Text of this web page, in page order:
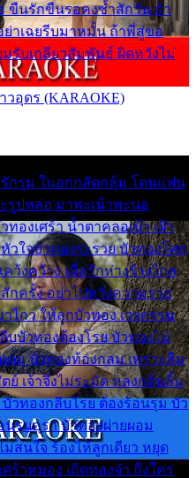
ขืนรักขืนรอคงช้ำสักวัน ถ้า
ย่าเฉยรีบมาหมั้น ถ้าพี่สู่ขอ
รับเกลียวสัมพันธ์ ผิดหวังไม่
อุดร (KARAOKE)
รักรุม ในอกกลัดกลุ้ม โดนแฟน
รูปหล่อ มาพะเน้าพะนอ
ทองเศร้า น้ำตาคลอเบ้า เฝ้า
ใจบัวทองระรวย บัวทองโศก
คว้งคว้าง เมื่อรักห่างร้างไกล
กครั้ง อย่าไปหวังความรวย
ไกว ให้ลูกบัวทอง เวรกรรม
บบัวทองต้องโรย บัวทองไม่
ตม บัวทองท้องกลม เพราะลืม
เจ้าจึงไม่ระมัด หลงกลิ่นลิ้น
วทองกลีบโรย ต้องร้อนรุม บัว
รุมอุรา บัวทองผ่ายผอม
สนใจ ร้องไห้ลูกเดียว หยุด
ร้าหมอง เถิดทองจ๋า ถึงใคร